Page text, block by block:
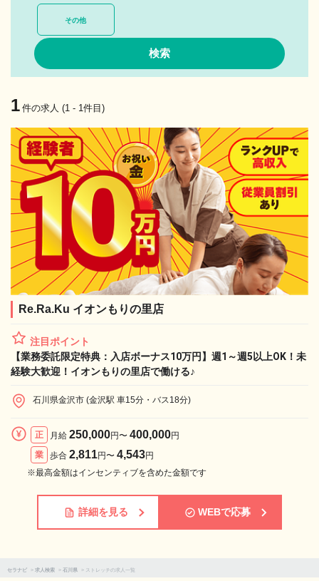
その他
1 件の求人 (1 - 1件目)
Re.Ra.Ku イオンもりの里店
注目ポイント
【業務委託限定特典：入店ボーナス10万円】週1～週5以上OK！未
経験大歓迎！イオンもりの里店で働ける♪
石川県金沢市 (金沢駅 車15分・バス18分)
正 月給 250,000円〜 400,000円
業
歩合 2,811円〜 4,543円
※最高金額はインセンティブを含めた金額です
詳細を見る WEBで応募
セラナビ > 求人検索 > 石川県 > ストレッチの求人一覧